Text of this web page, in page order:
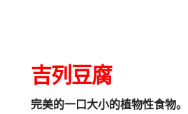
吉列豆腐
完美的一口大小的植物性食物。